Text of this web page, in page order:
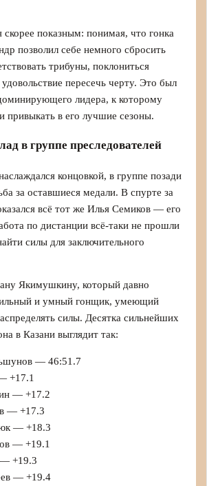
показным: понимая, что гонка
позволил себе немного сбросить
трибуны, поклониться
пересечь черту. Это был
лидера, к которому
привыкать в его лучшие сезоны.
в группе преследователей
концовкой, в группе позади
за оставшиеся медали. В спурте за
всё тот же Илья Семиков — его
по дистанции всё-таки не прошли
силы для заключительного
Якимушкину, который давно
и умный гонщик, умеющий
силы. Десятка сильнейших
в Казани выглядит так:
— 46:51.7
+17.1
— +17.2
— +17.3
— +18.3
— +19.1
— +19.3
— +19.4